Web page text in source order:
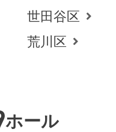
世田谷区
荒川区
ホール